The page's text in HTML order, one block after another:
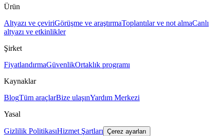
Ürün
Altyazı ve çeviriGörüşme ve araştırmaToplantılar ve not almaCanlı
altyazı ve etkinlikler
Şirket
FiyatlandırmaGüvenlikOrtaklık programı
Kaynaklar
BlogTüm araçlarBize ulaşınYardım Merkezi
Yasal
Gizlilik PolitikasıHizmet Şartları Çerez ayarları